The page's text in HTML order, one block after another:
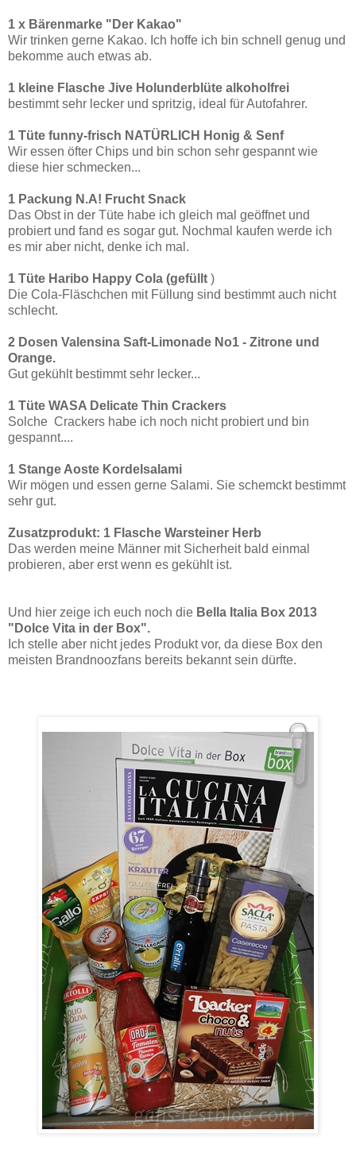
1 x Bärenmarke "Der Kakao"
Wir trinken gerne Kakao. Ich hoffe ich bin schnell genug und
bekomme auch etwas ab.
1 kleine Flasche Jive Holunderblüte alkoholfrei
bestimmt sehr lecker und spritzig, ideal für Autofahrer.
1 Tüte funny-frisch NATÜRLICH Honig & Senf
Wir essen öfter Chips und bin schon sehr gespannt wie
diese hier schmecken...
1 Packung N.A! Frucht Snack
Das Obst in der Tüte habe ich gleich mal geöffnet und
probiert und fand es sogar gut. Nochmal kaufen werde ich
es mir aber nicht, denke ich mal.
1 Tüte Haribo Happy Cola (gefüllt )
Die Cola-Fläschchen mit Füllung sind bestimmt auch nicht
schlecht.
2 Dosen Valensina Saft-Limonade No1 - Zitrone und
Orange.
Gut gekühlt bestimmt sehr lecker...
1 Tüte WASA Delicate Thin Crackers
Solche Crackers habe ich noch nicht probiert und bin
gespannt....
1 Stange Aoste Kordelsalami
Wir mögen und essen gerne Salami. Sie schemckt bestimmt
sehr gut.
Zusatzprodukt: 1 Flasche Warsteiner Herb
Das werden meine Männer mit Sicherheit bald einmal
probieren, aber erst wenn es gekühlt ist.
Und hier zeige ich euch noch die Bella Italia Box 2013
"Dolce Vita in der Box".
Ich stelle aber nicht jedes Produkt vor, da diese Box den
meisten Brandnoozfans bereits bekannt sein dürfte.